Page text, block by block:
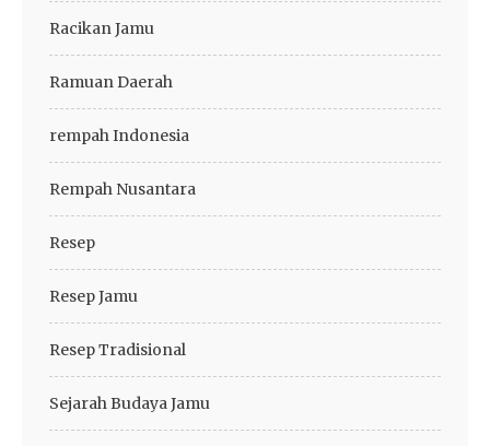
Racikan Jamu
Ramuan Daerah
rempah Indonesia
Rempah Nusantara
Resep
Resep Jamu
Resep Tradisional
Sejarah Budaya Jamu